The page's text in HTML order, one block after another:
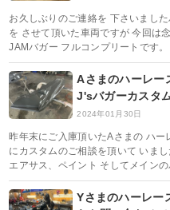
お久しぶりのご連絡を 下さいまし
を させて頂いた車両ですが 今回は
JAMバガー フルコンプリートです
Aさまのハーレー
J'sバガーカスタ
2024年01月30日
昨年末にご入庫頂いたAさまの ハ
にカスタムのご相談を頂いて いま
エアサス、ペイント そしてメイン
Yさまのハーレー